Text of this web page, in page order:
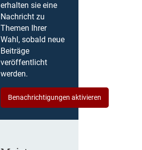
erhalten sie eine
Nachricht zu
Themen Ihrer
Wahl, sobald neue
Beiträge
veröffentlicht
werden.
Benachrichtigungen aktivieren